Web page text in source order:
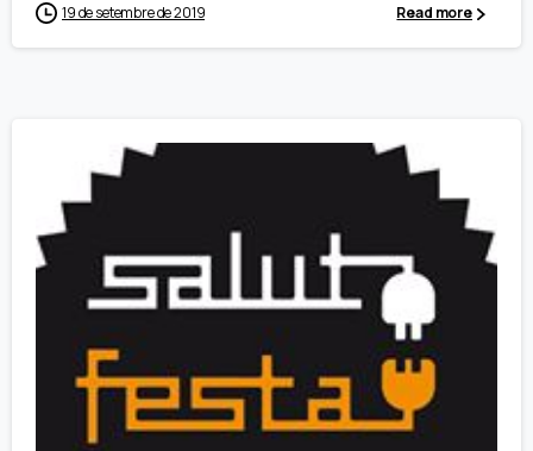
19 de setembre de 2019 Read more